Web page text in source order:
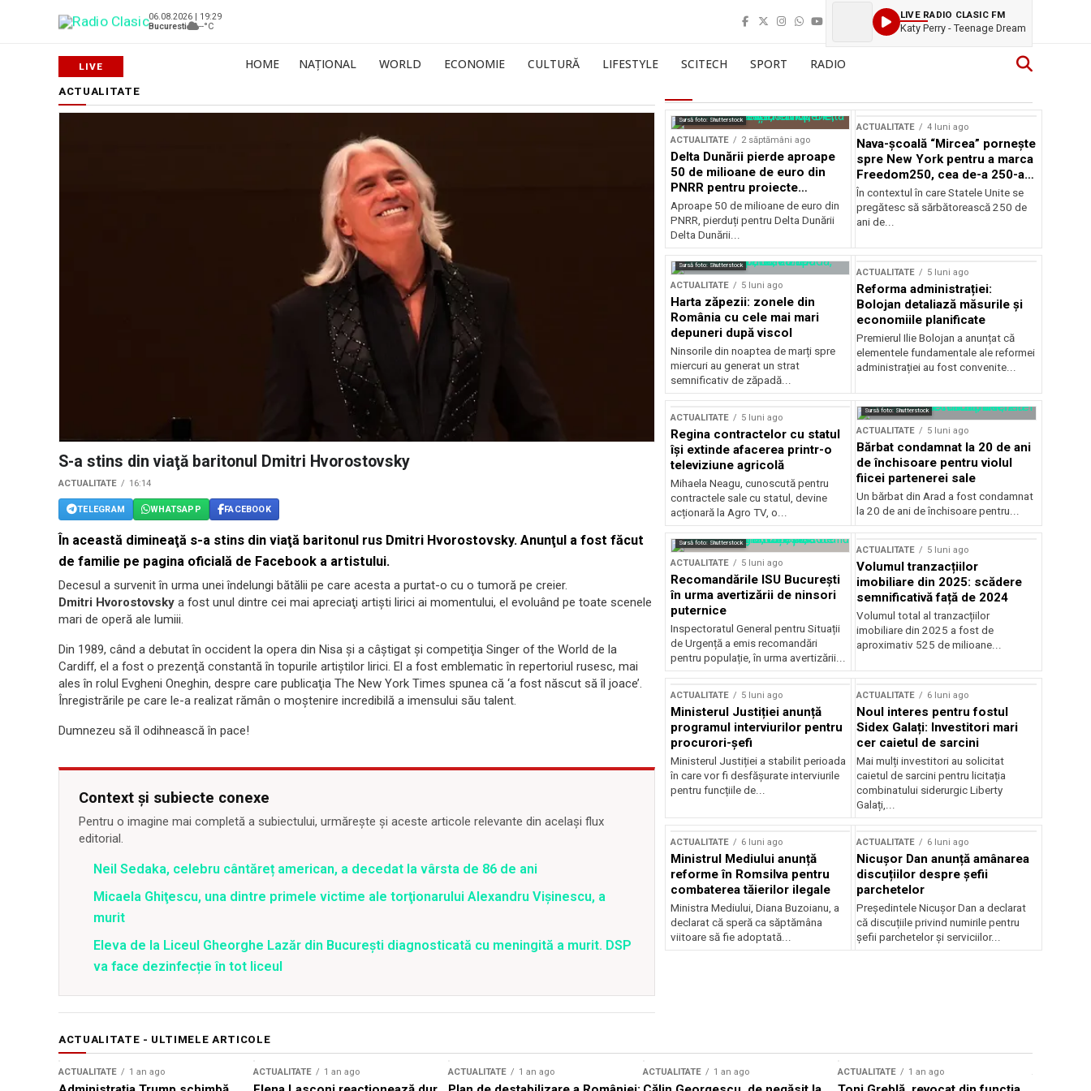
06.08.2026 | 19:29
Bucuresti
--°C
LIVE RADIO CLASIC FM
Katy Perry - Teenage Dream
HOME NAȚIONAL WORLD ECONOMIE CULTURĂ LIFESTYLE SCITECH SPORT RADIO
ACTUALITATE
S-a stins din viaţă baritonul Dmitri Hvorostovsky
ACTUALITATE 16:14
TELEGRAM WHATSAPP FACEBOOK
În această dimineaţă s-a stins din viaţă baritonul rus Dmitri Hvorostovsky. Anunţul a fost făcut
de familie pe pagina oficială de Facebook a artistului.
Decesul a survenit în urma unei îndelungi bătălii pe care acesta a purtat-o cu o tumoră pe creier.
Dmitri Hvorostovsky a fost unul dintre cei mai apreciaţi artişti lirici ai momentului, el evoluând pe toate scenele
mari de operă ale lumiii.
Din 1989, când a debutat în occident la opera din Nisa şi a câştigat şi competiţia Singer of the World de la
Cardiff, el a fost o prezenţă constantă în topurile artiştilor lirici. El a fost emblematic în repertoriul rusesc, mai
ales în rolul Evgheni Oneghin, despre care publicaţia The New York Times spunea că ‘a fost născut să îl joace’.
Înregistrările pe care le-a realizat rămân o moştenire incredibilă a imensului său talent.
Dumnezeu să îl odihnească în pace!
Context și subiecte conexe
Pentru o imagine mai completă a subiectului, urmărește și aceste articole relevante din același flux
editorial.
Neil Sedaka, celebru cântăreț american, a decedat la vârsta de 86 de ani
Micaela Ghiţescu, una dintre primele victime ale torţionarului Alexandru Vişinescu, a
murit
Eleva de la Liceul Gheorghe Lazăr din București diagnosticată cu meningită a murit. DSP
va face dezinfecție în tot liceul
Sursă foto: Shutterstock
ACTUALITATE 2 săptămâni ago
Delta Dunării pierde aproape
50 de milioane de euro din
PNRR pentru proiecte
esențiale
Aproape 50 de milioane de euro din
PNRR, pierduți pentru Delta Dunării
Delta Dunării...
ACTUALITATE 4 luni ago
Nava-școală “Mircea” pornește
spre New York pentru a marca
Freedom250, cea de-a 250-a
aniversare a Statelor Unite
În contextul în care Statele Unite se
pregătesc să sărbătorească 250 de
ani de...
Sursă foto: Shutterstock
ACTUALITATE 5 luni ago
Harta zăpezii: zonele din
România cu cele mai mari
depuneri după viscol
Ninsorile din noaptea de marți spre
miercuri au generat un strat
semnificativ de zăpadă...
ACTUALITATE 5 luni ago
Reforma administrației:
Bolojan detaliază măsurile și
economiile planificate
Premierul Ilie Bolojan a anunțat că
elementele fundamentale ale reformei
administrației au fost convenite...
ACTUALITATE 5 luni ago
Regina contractelor cu statul
își extinde afacerea printr-o
televiziune agricolă
Mihaela Neagu, cunoscută pentru
contractele sale cu statul, devine
acționară la Agro TV, o...
Sursă foto: Shutterstock
ACTUALITATE 5 luni ago
Bărbat condamnat la 20 de ani
de închisoare pentru violul
fiicei partenerei sale
Un bărbat din Arad a fost condamnat
la 20 de ani de închisoare pentru...
Sursă foto: Shutterstock
ACTUALITATE 5 luni ago
Recomandările ISU București
în urma avertizării de ninsori
puternice
Inspectoratul General pentru Situații
de Urgență a emis recomandări
pentru populație, în urma avertizării...
ACTUALITATE 5 luni ago
Volumul tranzacțiilor
imobiliare din 2025: scădere
semnificativă față de 2024
Volumul total al tranzacțiilor
imobiliare din 2025 a fost de
aproximativ 525 de milioane...
ACTUALITATE 5 luni ago
Ministerul Justiției anunță
programul interviurilor pentru
procurori-șefi
Ministerul Justiției a stabilit perioada
în care vor fi desfășurate interviurile
pentru funcțiile de...
ACTUALITATE 6 luni ago
Noul interes pentru fostul
Sidex Galați: Investitori mari
cer caietul de sarcini
Mai mulți investitori au solicitat
caietul de sarcini pentru licitația
combinatului siderurgic Liberty
Galați,...
ACTUALITATE 6 luni ago
Ministrul Mediului anunță
reforme în Romsilva pentru
combaterea tăierilor ilegale
Ministra Mediului, Diana Buzoianu, a
declarat că speră ca săptămâna
viitoare să fie adoptată...
ACTUALITATE 6 luni ago
Nicușor Dan anunță amânarea
discuțiilor despre șefii
parchetelor
Președintele Nicușor Dan a declarat
că discuțiile privind numirile pentru
șefii parchetelor și serviciilor...
ACTUALITATE - ULTIMELE ARTICOLE
ACTUALITATE 1 an ago ACTUALITATE 1 an ago ACTUALITATE 1 an ago ACTUALITATE 1 an ago ACTUALITATE 1 an ago